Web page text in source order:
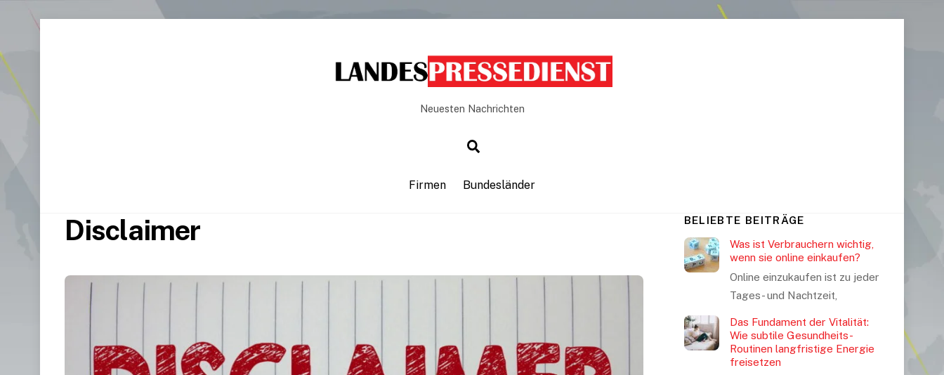
Neuesten Nachrichten
Firmen Bundesländer
Disclaimer BELIEBTE BEITRÄGE
Was ist Verbrauchern wichtig,
wenn sie online einkaufen?
Online einzukaufen ist zu jeder
Tages- und Nachtzeit,
Das Fundament der Vitalität:
Wie subtile Gesundheits-
Routinen langfristige Energie
freisetzen